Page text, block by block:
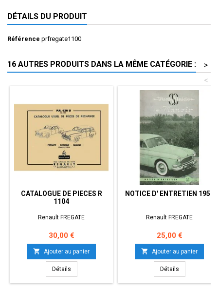
DÉTAILS DU PRODUIT
Référence prfregate1100
16 AUTRES PRODUITS DANS LA MÊME CATÉGORIE :
>
<
CATALOGUE DE PIECES R
1104
Renault FREGATE
Prix
30,00 €
 Ajouter au panier
Détails
NOTICE D' ENTRETIEN 1959
Renault FREGATE
Prix
25,00 €
 Ajouter au panier
Détails